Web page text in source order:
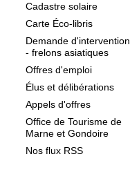
Cadastre solaire
Carte Éco-libris
Demande d'intervention
- frelons asiatiques
Offres d'emploi
Élus et délibérations
Appels d'offres
Office de Tourisme de
Marne et Gondoire
Nos flux RSS